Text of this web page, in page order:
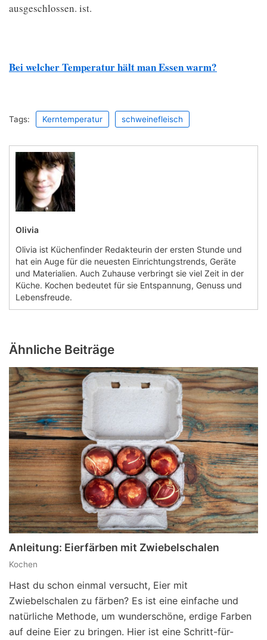
ausgeschlossen. ist.
Bei welcher Temperatur hält man Essen warm?
Tags: Kerntemperatur schweinefleisch
Olivia
Olivia ist Küchenfinder Redakteurin der ersten Stunde und
hat ein Auge für die neuesten Einrichtungstrends, Geräte
und Materialien. Auch Zuhause verbringt sie viel Zeit in der
Küche. Kochen bedeutet für sie Entspannung, Genuss und
Lebensfreude.
Ähnliche Beiträge
Anleitung: Eierfärben mit Zwiebelschalen
Kochen
Hast du schon einmal versucht, Eier mit
Zwiebelschalen zu färben? Es ist eine einfache und
natürliche Methode, um wunderschöne, erdige Farben
auf deine Eier zu bringen. Hier ist eine Schritt-für-